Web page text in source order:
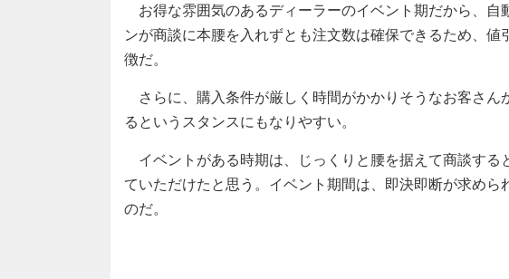
お得な雰囲気のあるディーラーのイベント期だから、自
ンが商談に本腰を入れずとも注文数は確保できるため、
徴だ。
さらに、購入条件が厳しく時間がかかりそうなお客さん
るというスタンスにもなりやすい。
イベントがある時期は、じっくりと腰を据えて商談する
ていただけたと思う。イベント期間は、即決即断が求めら
のだ。